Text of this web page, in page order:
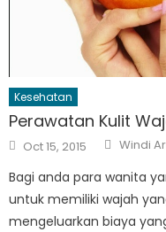
Kesehatan
Perawatan Kulit
Posted
on
Oct 15, 2015 Author
Windi
Bagi anda para wanita
untuk memiliki wajah
mengeluarkan biaya